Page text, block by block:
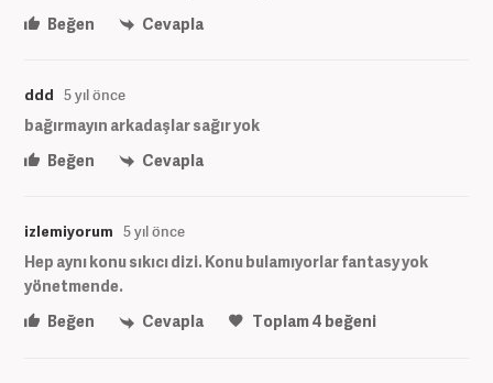
Beğen
Cevapla
ddd 5 yıl önce
bağırmayın arkadaşlar sağır yok
Beğen
Cevapla
izlemiyorum 5 yıl önce
Hep aynı konu sıkıcı dizi. Konu bulamıyorlar fantasy yok
yönetmende.
Beğen
Cevapla Toplam4 beğeni